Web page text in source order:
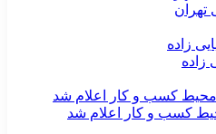
تهران
زاده
کسب و کار اعلام شد